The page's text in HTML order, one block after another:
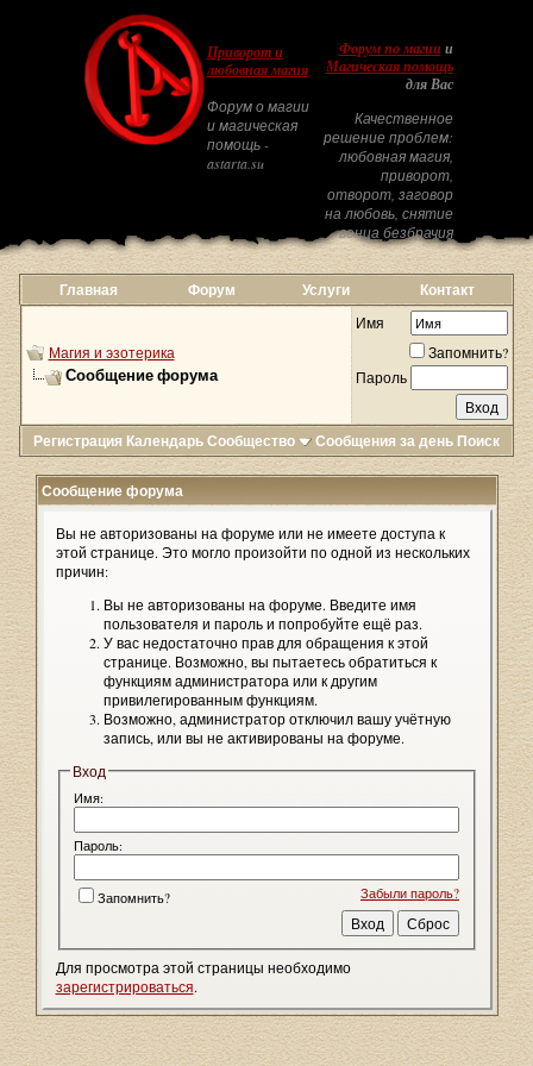
Приворот и
любовная магия
Форум о магии
и магическая
помощь -
astarta.su
Форум по магиии
Магическая помощь
для Вас
Качественное
решение проблем:
любовная магия,
приворот,
отворот, заговор
на любовь, снятие
венца безбрачия
Главная Форум Услуги Контакт
Магия и эзотерика
Сообщение форума
Имя
Запомнить?
Пароль
Регистрация КалендарьСообщество Сообщения за день Поиск
Сообщение форума
Вы не авторизованы на форуме или не имеете доступа к
этой странице. Это могло произойти по одной из нескольких
причин:
Вы не авторизованы на форуме. Введите имя
пользователя и пароль и попробуйте ещё раз.
У вас недостаточно прав для обращения к этой
странице. Возможно, вы пытаетесь обратиться к
функциям администратора или к другим
привилегированным функциям.
Возможно, администратор отключил вашу учётную
запись, или вы не активированы на форуме.
Вход
Имя:
Пароль:
Забыли пароль?
Запомнить?
Для просмотра этой страницы необходимо
зарегистрироваться.